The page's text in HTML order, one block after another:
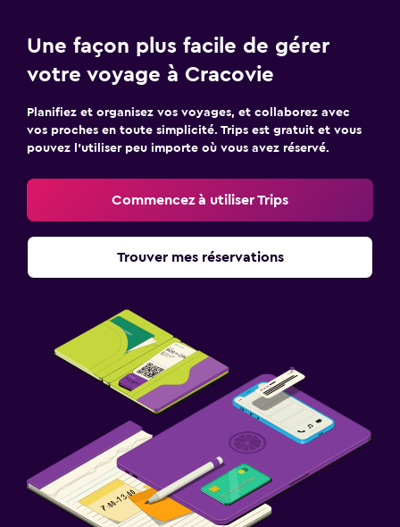
Une façon plus facile de gérer
votre voyage à Cracovie
Planifiez et organisez vos voyages, et collaborez avec
vos proches en toute simplicité. Trips est gratuit et vous
pouvez l’utiliser peu importe où vous avez réservé.
Commencez à utiliser Trips
Trouver mes réservations